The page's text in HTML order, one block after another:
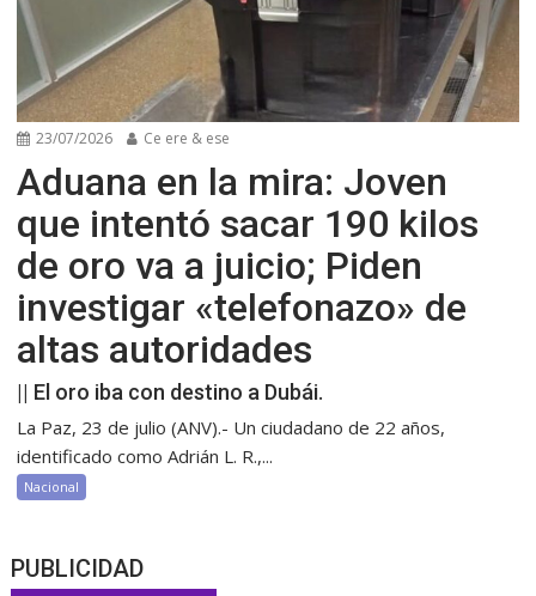
23/07/2026 Ce ere & ese
Aduana en la mira: Joven
que intentó sacar 190 kilos
de oro va a juicio; Piden
investigar «telefonazo» de
altas autoridades
|| El oro iba con destino a Dubái.
La Paz, 23 de julio (ANV).- Un ciudadano de 22 años,
identificado como Adrián L. R.,...
Nacional
PUBLICIDAD